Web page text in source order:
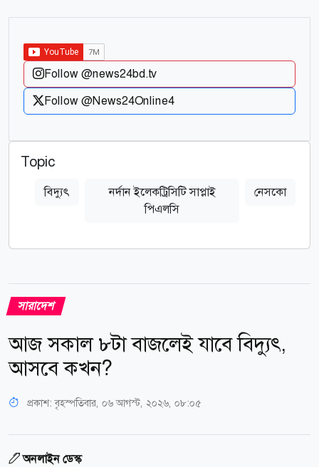
Follow @news24bd.tv
Follow @News24Online4
Topic
বিদ্যুৎ
নর্দান ইলেকট্রিসিটি সাপ্লাই
পিএলসি
নেসকো
সারাদেশ
আজ সকাল ৮টা বাজলেই যাবে বিদ্যুৎ,
আসবে কখন?
প্রকাশ:বৃহস্পতিবার, ০৬ আগস্ট, ২০২৬, ০৮:০৫
অনলাইন ডেস্ক